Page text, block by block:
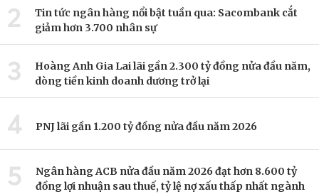
2
Tin tức ngân hàng nổi bật tuần qua: Sacombank cắt
giảm hơn 3.700 nhân sự
3
Hoàng Anh Gia Lai lãi gần 2.300 tỷ đồng nửa đầu năm,
dòng tiền kinh doanh dương trở lại
4 PNJ lãi gần 1.200 tỷ đồng nửa đầu năm 2026
5
Ngân hàng ACB nửa đầu năm 2026 đạt hơn 8.600 tỷ
đồng lợi nhuận sau thuế, tỷ lệ nợ xấu thấp nhất ngành